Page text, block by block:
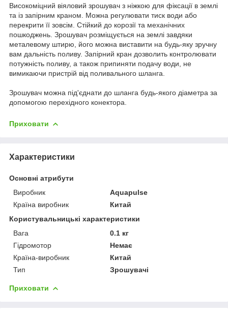
Високоміцний віяловий зрошувач з ніжкою для фіксації в землі
та із запірним краном. Можна регулювати тиск води або
перекрити її зовсім. Стійкий до корозії та механічних
пошкоджень. Зрошувач розміщується на землі завдяки
металевому штирю, його можна виставити на будь-яку зручну
вам дальність поливу. Запірний кран дозволить контролювати
потужність поливу, а також припиняти подачу води, не
вимикаючи пристрій від поливального шланга.
Зрошувач можна під'єднати до шланга будь-якого діаметра за
допомогою перехідного конектора.
Приховати
Характеристики
Основні атрибути
Виробник
Aquapulse
Країна виробник
Китай
Користувальницькі характеристики
Вага
0.1 кг
Гідромотор
Немає
Країна-виробник
Китай
Тип
Зрошувачі
Приховати